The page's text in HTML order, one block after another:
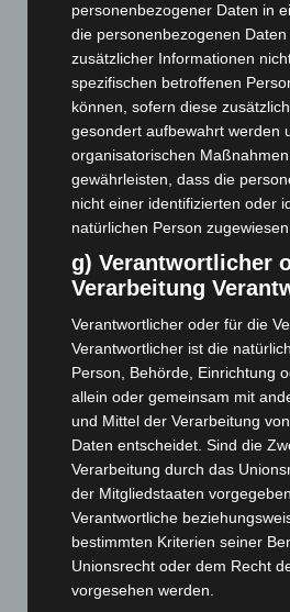
März 2026(115)
Februar 2026(109)
Januar 2026(122)
Dezember 2025(103)
November 2025(114)
Oktober 2025(112)
September 2025(93)
Juli 2025(90)
Mai 2025(112)
April 2025(88)
März 2025(111)
Februar 2025(96)
Januar 2025(88)
Dezember 2024(89)
November 2024 (94)
Oktober 2024(93)
personenbezogener Daten in
die personenbezogenen
zusätzlicher Informationen
spezifischen betroffenen
können, sofern diese
gesondert aufbewahrt werden
organisatorischen
gewährleisten, dass die
nicht einer identifizierten oder
natürlichen Person
g) Verantwortlicher
Verarbeitung
Verantwortlicher oder für die
Verantwortlicher ist die
Person, Behörde, Einrichtung
allein oder gemeinsam mit
und Mittel der Verarbeitung
Daten entscheidet. Sind die
Verarbeitung durch das
der Mitgliedstaaten
Verantwortliche
bestimmten Kriterien seiner
Unionsrecht oder dem Recht
vorgesehen werden.